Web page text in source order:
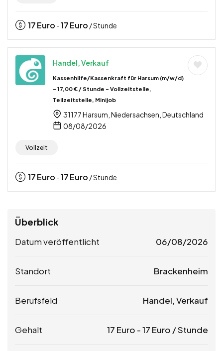
17Euro -17Euro / Stunde
Handel, Verkauf
Kassenhilfe/Kassenkraft für Harsum (m/w/d)
– 17,00 € / Stunde – Vollzeitstelle,
Teilzeitstelle, Minijob
31177 Harsum, Niedersachsen, Deutschland
08/08/2026
Vollzeit
17Euro -17Euro / Stunde
Überblick
Datum veröffentlicht 06/08/2026
Standort Brackenheim
Berufsfeld Handel, Verkauf
Gehalt 17 Euro -17 Euro / Stunde